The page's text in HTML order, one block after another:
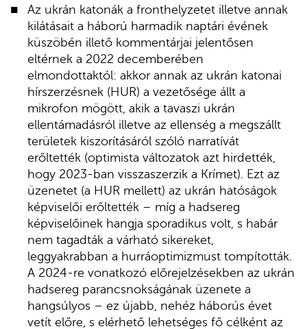
Az ukrán katonák a fronthelyzetet illetve annak
kilátásait a háború harmadik naptári évének
küszöbén illető kommentárjai jelentősen
eltérnek a 2022 decemberében
elmondottaktól: akkor annak az ukrán katonai
hírszerzésnek (HUR) a vezetősége állt a
mikrofon mögött, akik a tavaszi ukrán
ellentámadásról illetve az ellenség a megszállt
területek kiszorításáról szóló narratívát
erőltették (optimista változatok azt hirdették,
hogy 2023-ban visszaszerzik a Krímet). Ezt az
üzenetet (a HUR mellett) az ukrán hatóságok
képviselői erőltették – míg a hadsereg
képviselőinek hangja sporadikus volt, s habár
nem tagadták a várható sikereket,
leggyakrabban a hurráoptimizmust tompították.
A 2024-re vonatkozó előrejelzésekben az ukrán
hadsereg parancsnokságának üzenete a
hangsúlyos – ez újabb, nehéz háborús évet
vetít előre, s elérhető lehetséges fő célként az